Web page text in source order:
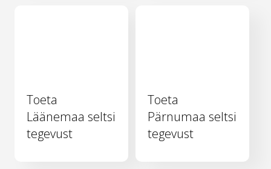
Toeta
Läänemaa seltsi
tegevust
Toeta
Pärnumaa seltsi
tegevust